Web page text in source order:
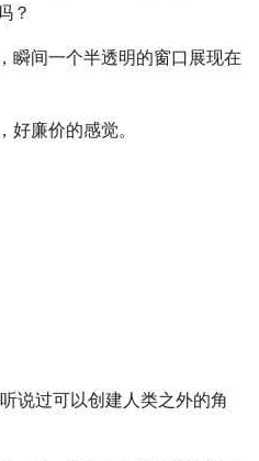
？
瞬间一个半透明的窗口展现在
好廉价的感觉。
说过可以创建人类之外的角